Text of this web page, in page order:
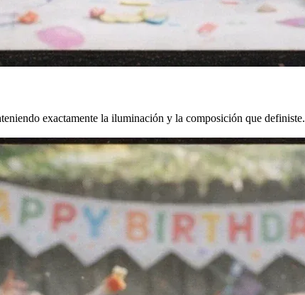
exactamente la iluminación y la composición que definiste.